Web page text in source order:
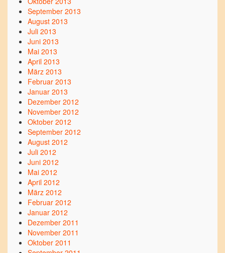
September 2013
August 2013
Juli 2013
Juni 2013
Mai 2013
April 2013
März 2013
Februar 2013
Januar 2013
Dezember 2012
November 2012
Oktober 2012
September 2012
August 2012
Juli 2012
Juni 2012
Mai 2012
April 2012
März 2012
Februar 2012
Januar 2012
Dezember 2011
November 2011
Oktober 2011